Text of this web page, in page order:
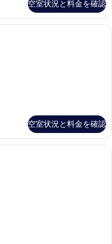
空室状況と料金を確認
空室状況と料金を確認